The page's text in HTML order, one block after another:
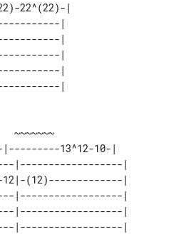
22^(22)-|
|
|
|
|
|
|---------13^12-10-|
|------------------|
(12)-------------|
|------------------|
|------------------|
|------------------|